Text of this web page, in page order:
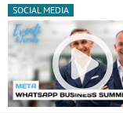
SOCIAL MEDIA